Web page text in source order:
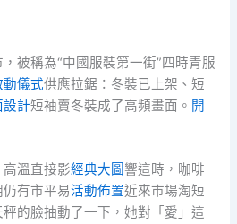
被稱為“中國服裝第一街”四時青服
動儀式供應拉鋸：冬裝已上架、短
設計短袖賣冬裝成了高頻畫面。 開
高溫直接影經典大圖響這時，咖啡
有市平易活動佈置近來市場淘短
秤的臉抽動了一下，她對「愛」這